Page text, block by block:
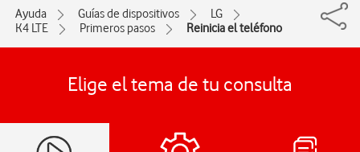
Ayuda Guías de dispositivos
LG
K4 LTE
Primeros pasos Reinicia el teléfono
Elige el tema de tu consulta